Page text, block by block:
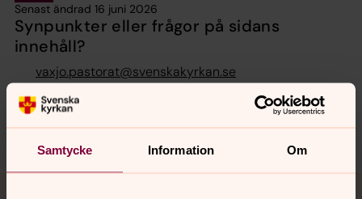
Samtycke Information Om
Senast ändrad 16 juni 2026
Synpunkter eller frågor på sidans
innehåll?
vaxjo.pastorat@svenskakyrkan.se
Dela
Tillbaka till toppen
Tillbaka till innehållet